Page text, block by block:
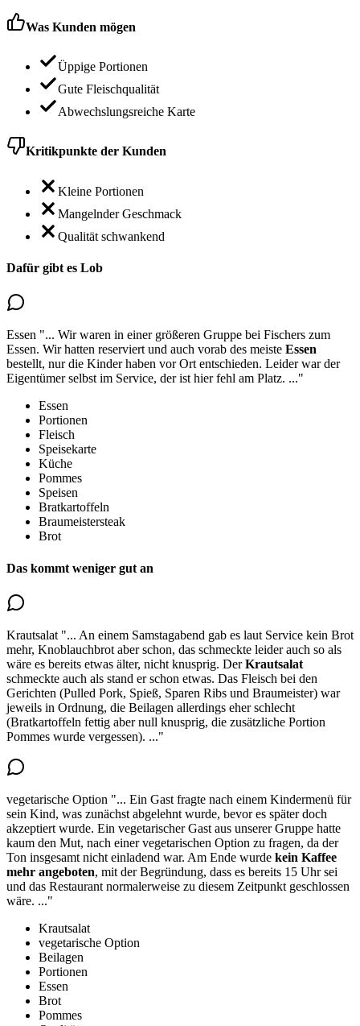
Was Kunden mögen
Üppige Portionen
Gute Fleischqualität
Abwechslungsreiche Karte
Kritikpunkte der Kunden
Kleine Portionen
Mangelnder Geschmack
Qualität schwankend
Dafür gibt es Lob
Essen "... Wir waren in einer größeren Gruppe bei Fischers zum
Essen. Wir hatten reserviert und auch vorab des meiste Essen
bestellt, nur die Kinder haben vor Ort entschieden. Leider war der
Eigentümer selbst im Service, der ist hier fehl am Platz. ..."
Essen
Portionen
Fleisch
Speisekarte
Küche
Pommes
Speisen
Bratkartoffeln
Braumeistersteak
Brot
Das kommt weniger gut an
Krautsalat "... An einem Samstagabend gab es laut Service kein Brot
mehr, Knoblauchbrot aber schon, das schmeckte leider auch so als
wäre es bereits etwas älter, nicht knusprig. DerKrautsalat
schmeckte auch als stand er schon etwas. Das Fleisch bei den
Gerichten (Pulled Pork, Spieß, Sparen Ribs und Braumeister) war
jeweils in Ordnung, die Beilagen allerdings eher schlecht
(Bratkartoffeln fettig aber null knusprig, die zusätzliche Portion
Pommes wurde vergessen). ..."
vegetarische Option "... Ein Gast fragte nach einem Kindermenü für
sein Kind, was zunächst abgelehnt wurde, bevor es später doch
akzeptiert wurde. Ein vegetarischer Gast aus unserer Gruppe hatte
kaum den Mut, nach einer vegetarischen Option zu fragen, da der
Ton insgesamt nicht einladend war. Am Ende wurde kein Kaffee
mehr angeboten, mit der Begründung, dass es bereits 15 Uhr sei
und das Restaurant normalerweise zu diesem Zeitpunkt geschlossen
wäre. ..."
Krautsalat
vegetarische Option
Beilagen
Portionen
Essen
Brot
Pommes